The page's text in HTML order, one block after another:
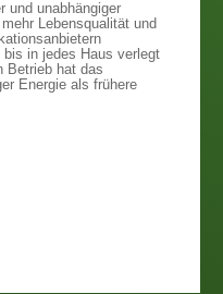
und unabhängiger
Lebensqualität und
bis in jedes Haus verlegt
Betrieb hat das
Energie als frühere